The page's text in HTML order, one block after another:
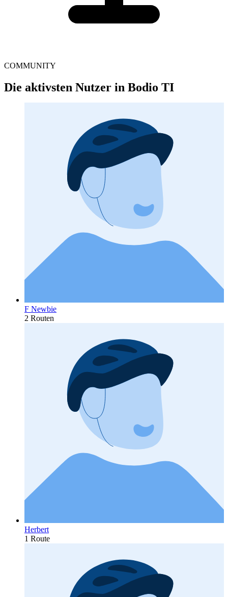
COMMUNITY
Die aktivsten Nutzer in Bodio TI
F Newbie
2 Routen
Herbert
1 Route